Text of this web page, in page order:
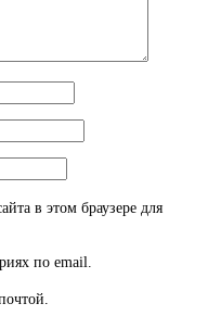
в этом браузере для
по email.